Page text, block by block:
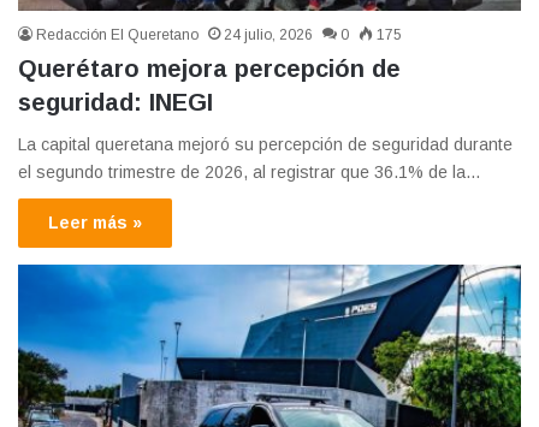
Redacción El Queretano 24 julio, 2026 0 175
Querétaro mejora percepción de
seguridad: INEGI
La capital queretana mejoró su percepción de seguridad durante
el segundo trimestre de 2026, al registrar que 36.1% de la…
Leer más »